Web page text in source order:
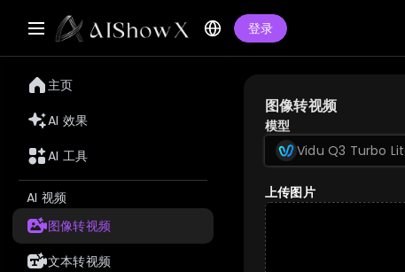
登录
主页
AI 效果
AI 工具
AI 视频
图像转视频
文本转视频
图像转视频
模型
Vidu Q3 Turbo
上传图片